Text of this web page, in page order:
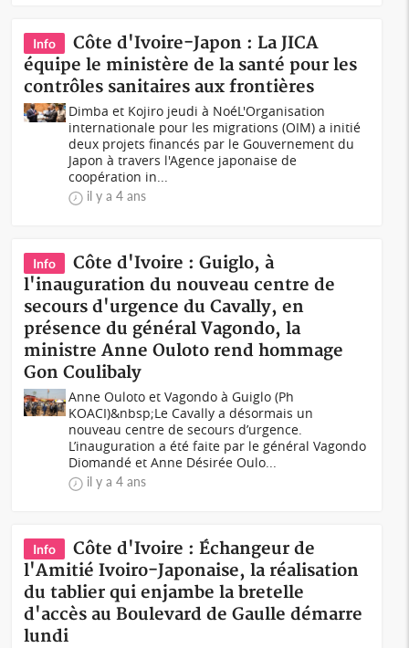
Info
Côte d'Ivoire-Japon : La JICA
équipe le ministère de la santé pour les
contrôles sanitaires aux frontières
Dimba et Kojiro jeudi à Noé L'Organisation
internationale pour les migrations (OIM) a initié
deux projets financés par le Gouvernement du
Japon à travers l'Agence japonaise de
coopération in...
il y a 4 ans
Info
Côte d'Ivoire : Guiglo, à
l'inauguration du nouveau centre de
secours d'urgence du Cavally, en
présence du général Vagondo, la
ministre Anne Ouloto rend hommage
Gon Coulibaly
Anne Ouloto et Vagondo à Guiglo (Ph
KOACI)&nbsp;Le Cavally a désormais un
nouveau centre de secours d’urgence.
L’inauguration a été faite par le général Vagondo
Diomandé et Anne Désirée Oulo...
il y a 4 ans
Info
Côte d'Ivoire : Échangeur de
l'Amitié Ivoiro-Japonaise, la réalisation
du tablier qui enjambe la bretelle
d'accès au Boulevard de Gaulle démarre
lundi